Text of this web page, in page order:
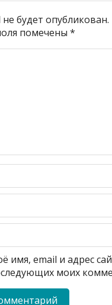
будет опубликован.
помечены*
имя, email и адрес
моих